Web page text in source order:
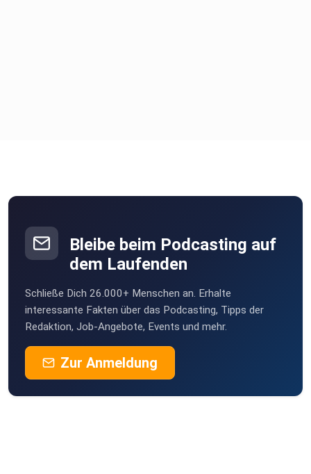
Bleibe beim Podcasting auf
dem Laufenden
Schließe Dich 26.000+ Menschen an. Erhalte
interessante Fakten über das Podcasting, Tipps der
Redaktion, Job-Angebote, Events und mehr.
Zur Anmeldung